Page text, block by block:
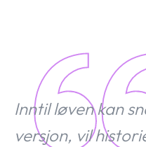
Inntil løven kan
versjon, vil